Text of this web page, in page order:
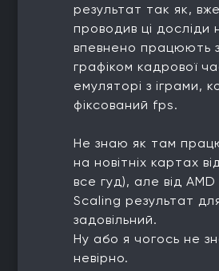
результат так як,
проводив ці досліди
впевнено працюють
графіком кадрової
емуляторі з іграми,
фіксований fps.
Не знаю як там
на новітніх картах
все гуд), але від
Scaling результат
задовільний.
Ну або я чогось не
невірно.